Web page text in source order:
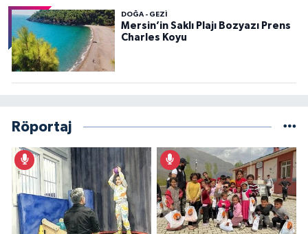
DOĞA - GEZI
Mersin’in Saklı Plajı Bozyazı Prens
Charles Koyu
Röportaj